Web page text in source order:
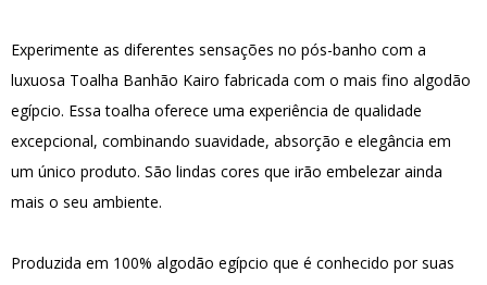
Experimente as diferentes sensações no pós-banho com a
luxuosa Toalha Banhão Kairo fabricada com o mais fino algodão
egípcio. Essa toalha oferece uma experiência de qualidade
excepcional, combinando suavidade, absorção e elegância em
um único produto. São lindas cores que irão embelezar ainda
mais o seu ambiente.
Produzida em 100% algodão egípcio que é conhecido por suas